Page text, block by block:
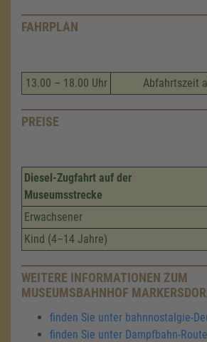
FAHRPLAN
13.00 – 18.00 Uhr Abfahrtszeit
PREISE
Diesel-Zugfahrt auf der
Museumsstrecke
Erwachsener
Kind (4–14 Jahre)
WEITERE INFORMATIONEN ZUM
MUSEUMSBAHNHOF
finden Sie unter bahnnostalgie-
finden Sie unter Dampfbahn-